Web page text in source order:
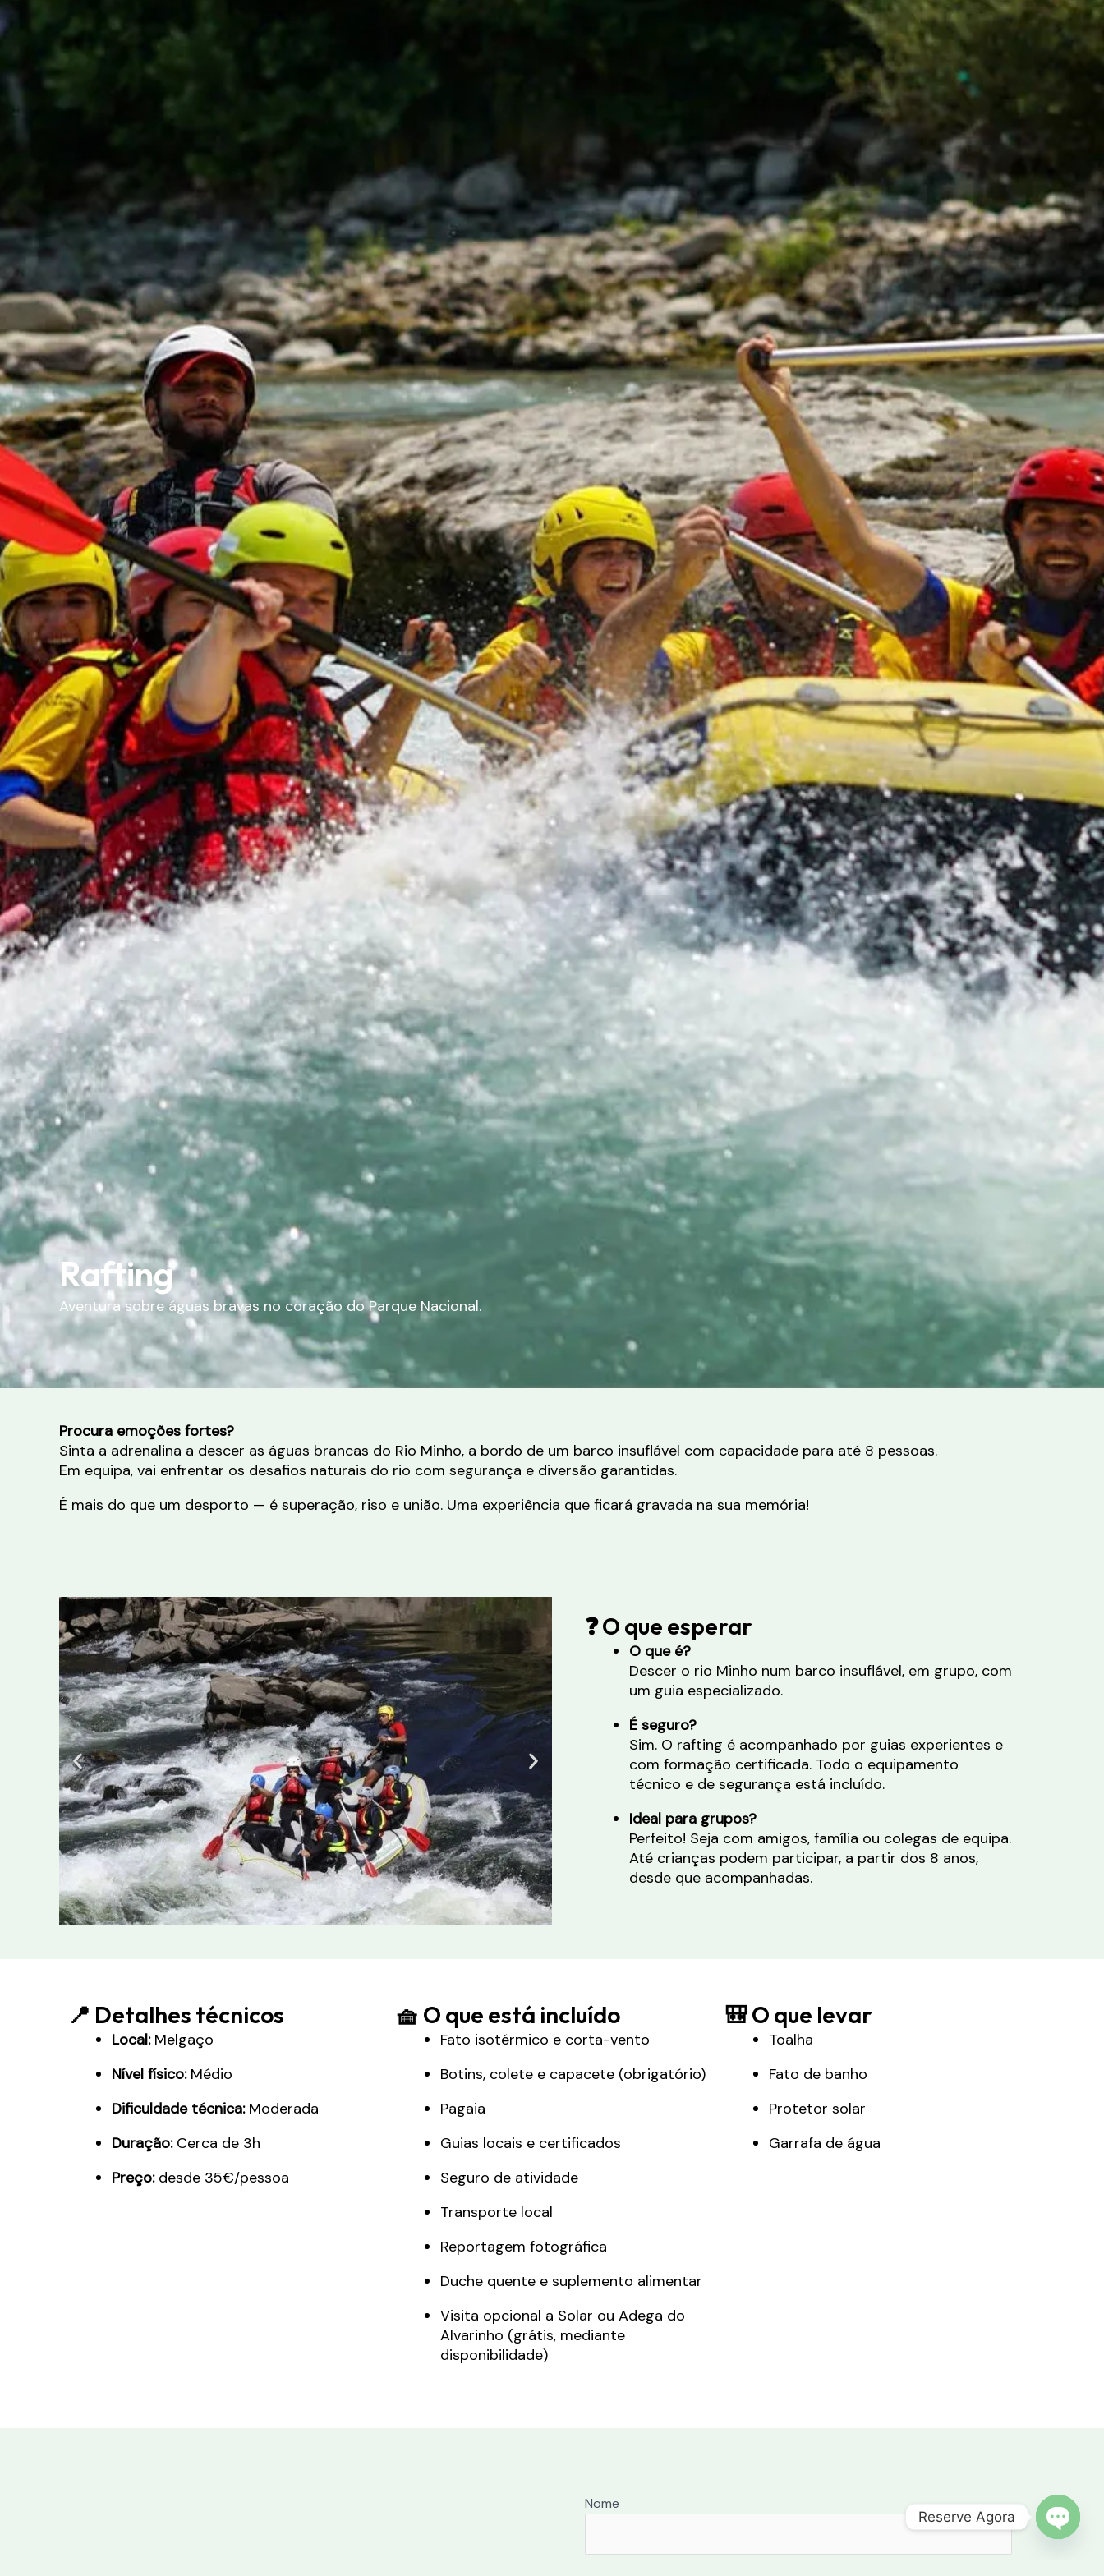
Rafting
Aventura sobre águas bravas no coração do Parque Nacional.
Procura emoções fortes?
Sinta a adrenalina a descer as águas brancas do Rio Minho, a bordo de um barco insuflável com capacidade para até 8 pessoas.
Em equipa, vai enfrentar os desafios naturais do rio com segurança e diversão garantidas.
É mais do que um desporto — é superação, riso e união. Uma experiência que ficará gravada na sua memória!
❓ O que esperar
O que é?
Descer o rio Minho num barco insuflável, em grupo, com
um guia especializado.
É seguro?
Sim. O rafting é acompanhado por guias experientes e
com formação certificada. Todo o equipamento
técnico e de segurança está incluído.
Ideal para grupos?
Perfeito! Seja com amigos, família ou colegas de equipa.
Até crianças podem participar, a partir dos 8 anos,
desde que acompanhadas.
📍 Detalhes técnicos
Local:Melgaço
Nível físico:Médio
Dificuldade técnica:Moderada
Duração:Cerca de 3h
Preço:desde 35€/pessoa
🧺 O que está incluído
Fato isotérmico e corta-vento
Botins, colete e capacete (obrigatório)
Pagaia
Guias locais e certificados
Seguro de atividade
Transporte local
Reportagem fotográfica
Duche quente e suplemento alimentar
Visita opcional a Solar ou Adega do
Alvarinho (grátis, mediante
disponibilidade)
🎒 O que levar
Toalha
Fato de banho
Protetor solar
Garrafa de água
Nome
Reserve Agora
OPEN